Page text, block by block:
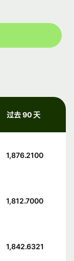
过去 90 天
1,876.2100
1,812.7000
1,842.6321